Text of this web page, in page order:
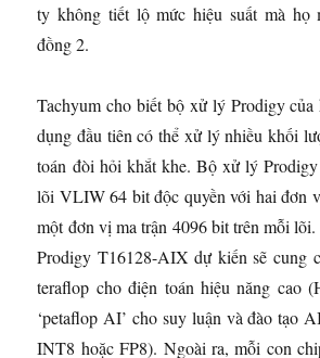
ty không tiết lộ mức hiệu suất mà họ
đồng 2.
Tachyum cho biết bộ xử lý Prodigy
dụng đầu tiên có thể xử lý nhiều khối
toán đòi hỏi khắt khe. Bộ xử lý
lõi VLIW 64 bit độc quyền với hai đơn
một đơn vị ma trận 4096 bit trên mỗi
Prodigy T16128-AIX dự kiến ​​sẽ cung
teraflop cho điện toán hiệu năng cao
‘petaflop AI’ cho suy luận và đào tạo
INT8 hoặc FP8). Ngoài ra, mỗi con